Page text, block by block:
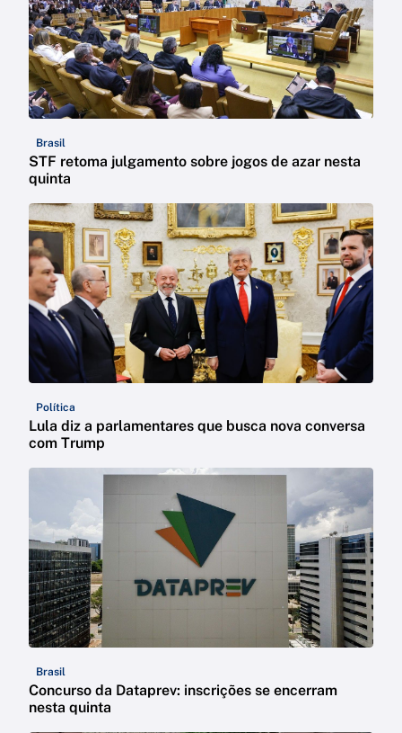
Brasil
STF retoma julgamento sobre jogos de azar nesta
quinta
Política
Lula diz a parlamentares que busca nova conversa
com Trump
Brasil
Concurso da Dataprev: inscrições se encerram
nesta quinta